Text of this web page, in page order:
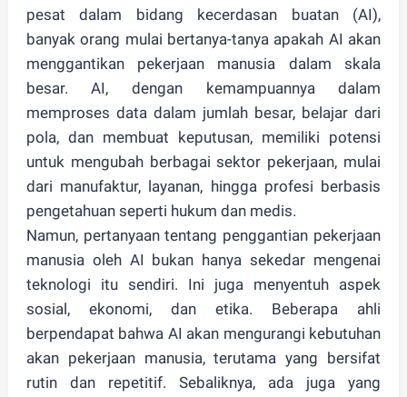
pesat dalam bidang kecerdasan buatan (AI),
banyak orang mulai bertanya-tanya apakah AI akan
menggantikan pekerjaan manusia dalam skala
besar. AI, dengan kemampuannya dalam
memproses data dalam jumlah besar, belajar dari
pola, dan membuat keputusan, memiliki potensi
untuk mengubah berbagai sektor pekerjaan, mulai
dari manufaktur, layanan, hingga profesi berbasis
pengetahuan seperti hukum dan medis.
Namun, pertanyaan tentang penggantian pekerjaan
manusia oleh AI bukan hanya sekedar mengenai
teknologi itu sendiri. Ini juga menyentuh aspek
sosial, ekonomi, dan etika. Beberapa ahli
berpendapat bahwa AI akan mengurangi kebutuhan
akan pekerjaan manusia, terutama yang bersifat
rutin dan repetitif. Sebaliknya, ada juga yang